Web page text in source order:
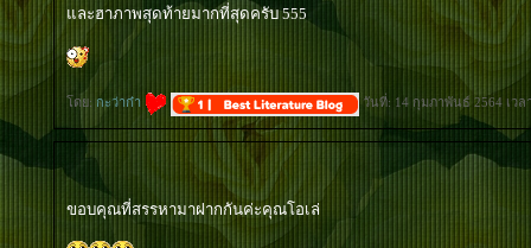
ละฮาภาพสุดท้ายมากที่สุดครับ 555
ดย: กะว่าก๋า วันที่: 14 กุมภาพันธ์ 2564 เวล
ขอบคุณที่สรรหามาฝากกันค่ะคุณโอเล่